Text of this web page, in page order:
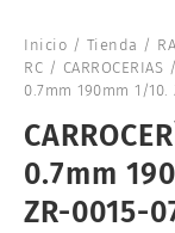
Inicio / Tienda /
RC / CARROCERIAS /
0.7mm 190mm 1/10.
0.7mm
ZR-0015-